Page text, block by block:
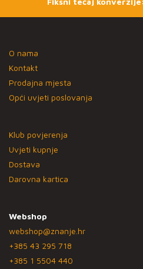
O nama
Kontakt
Prodajna mjesta
Opći uvjeti poslovanja
Klub povjerenja
Uvjeti kupnje
Dostava
Darovna kartica
Webshop
webshop@znanje.hr
+385 43 295 718
+385 1 5504 440